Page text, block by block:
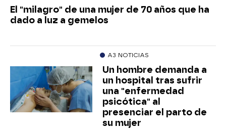
El "milagro" de una mujer de 70 años que ha
dado a luz a gemelos
A3 NOTICIAS
Un hombre demanda a
un hospital tras sufrir
una "enfermedad
psicótica" al
presenciar el parto de
su mujer